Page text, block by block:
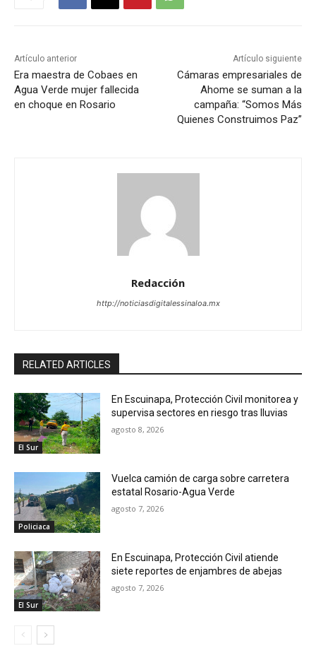
Artículo anterior
Era maestra de Cobaes en
Agua Verde mujer fallecida
en choque en Rosario
Artículo siguiente
Cámaras empresariales de
Ahome se suman a la
campaña: “Somos Más
Quienes Construimos Paz”
Redacción
http://noticiasdigitalessinaloa.mx
RELATED ARTICLES
El Sur
En Escuinapa, Protección Civil monitorea y
supervisa sectores en riesgo tras lluvias
agosto 8, 2026
Policiaca
Vuelca camión de carga sobre carretera
estatal Rosario-Agua Verde
agosto 7, 2026
El Sur
En Escuinapa, Protección Civil atiende
siete reportes de enjambres de abejas
agosto 7, 2026